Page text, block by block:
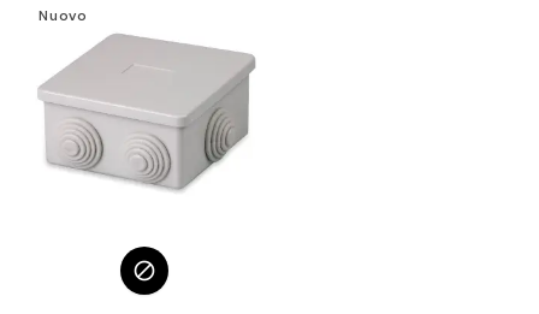
Nuovo
